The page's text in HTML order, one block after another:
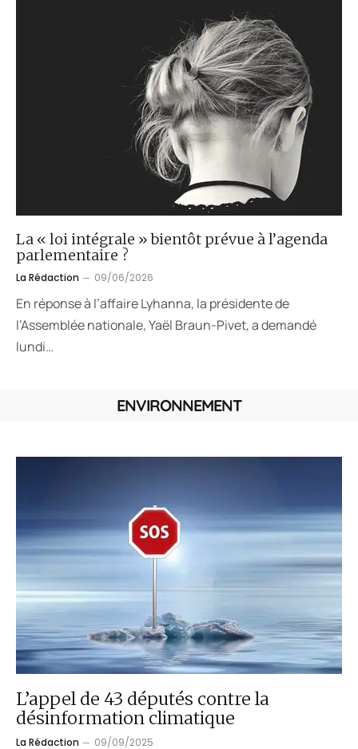
La « loi intégrale » bientôt prévue à l’agenda
parlementaire ?
La Rédaction 09/06/2026
En réponse à l’affaire Lyhanna, la présidente de
l’Assemblée nationale, Yaël Braun-Pivet, a demandé
lundi…
ENVIRONNEMENT
L’appel de 43 députés contre la
désinformation climatique
La Rédaction 09/09/2025